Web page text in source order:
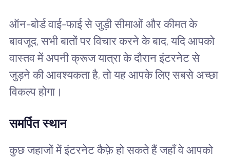
ऑन-बोर्ड वाई-फाई से जुड़ी सीमाओं और कीमत के
बावजूद, सभी बातों पर विचार करने के बाद, यदि आपको
वास्तव में अपनी क्रूज यात्रा के दौरान इंटरनेट से
जुड़ने की आवश्यकता है, तो यह आपके लिए सबसे अच्छा
विकल्प होगा।
समर्पित स्थान
कुछ जहाजों में इंटरनेट कैफ़े हो सकते हैं जहाँ वे आपको